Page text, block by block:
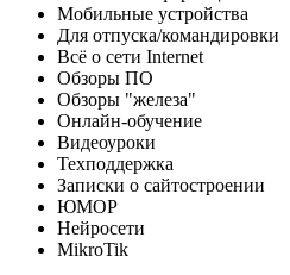
Мобильные устройства
Для отпуска/командировки
Всё о сети Internet
Обзоры ПО
Обзоры "железа"
Онлайн-обучение
Видеоуроки
Техподдержка
Записки о сайтостроении
ЮМОР
Нейросети
MikroTik